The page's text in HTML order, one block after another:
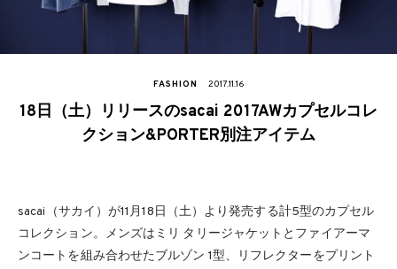
FASHION 2017.11.16
18日（土）リリースのsacai 2017AWカプセルコレ
クション&PORTER別注アイテム
sacai（サカイ）が11月18日（土）より発売する計5型のカプセル
コレクション。メンズはミリ タリージャケットとファイアーマ
ンコートを組み合わせたブルゾン 1型、リフレクターをプリント